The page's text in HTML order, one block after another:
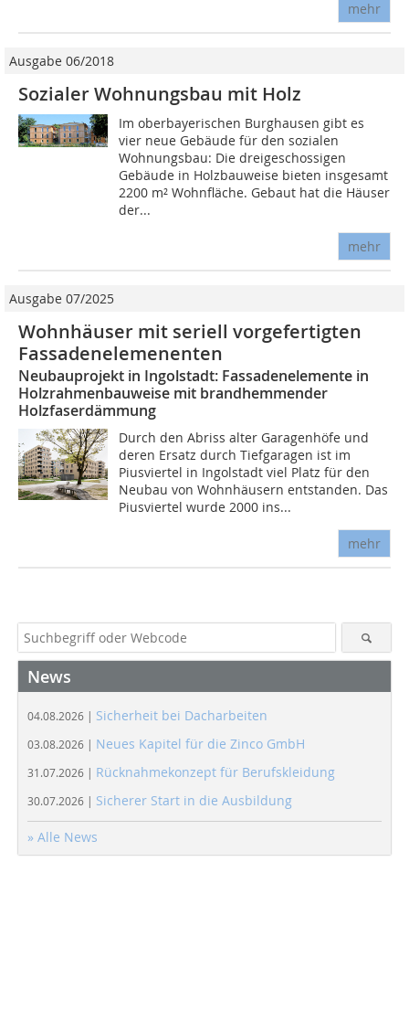
mehr
Ausgabe 06/2018
Sozialer Wohnungsbau mit Holz
Im oberbayerischen Burghausen gibt es
vier neue Gebäude für den sozialen
Wohnungsbau: Die dreigeschossigen
Gebäude in Holzbauweise bieten insgesamt
2200 m² Wohnfläche. Gebaut hat die Häuser
der...
mehr
Ausgabe 07/2025
Wohnhäuser mit seriell vorgefertigten
Fassadenelemenenten
Neubauprojekt in Ingolstadt: Fassadenelemente in
Holzrahmenbauweise mit brandhemmender
Holzfaserdämmung
Durch den Abriss alter Garagenhöfe und
deren Ersatz durch Tiefgaragen ist im
Piusviertel in Ingolstadt viel Platz für den
Neubau von Wohnhäusern entstanden. Das
Piusviertel wurde 2000 ins...
mehr
News
04.08.2026 | Sicherheit bei Dacharbeiten
03.08.2026 | Neues Kapitel für die Zinco GmbH
31.07.2026 | Rücknahmekonzept für Berufskleidung
30.07.2026 | Sicherer Start in die Ausbildung
» Alle News